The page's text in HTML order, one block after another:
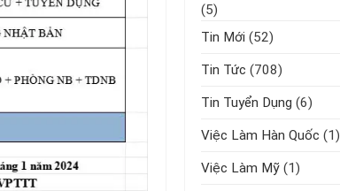
(5)
Tin Mới (52)
Tin Tức (708)
Tin Tuyển Dụng (6)
Việc Làm Hàn Quốc (1)
Việc Làm Mỹ (1)